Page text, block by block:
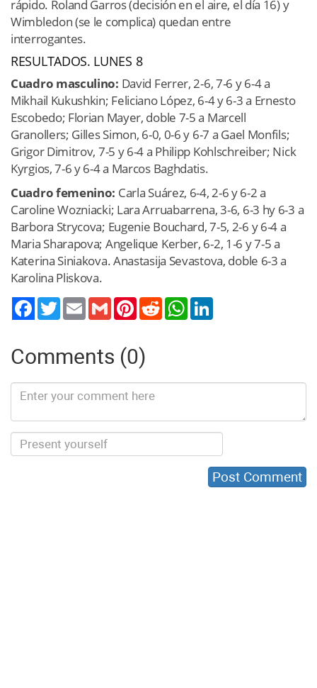
rápido. Roland Garros (decisión en el aire, el día 16) y
Wimbledon (se le complica) quedan entre
interrogantes.
RESULTADOS. LUNES 8
Cuadro masculino: David Ferrer, 2-6, 7-6 y 6-4 a
Mikhail Kukushkin; Feliciano López, 6-4 y 6-3 a Ernesto
Escobedo; Florian Mayer, doble 7-5 a Marcell
Granollers; Gilles Simon, 6-0, 0-6 y 6-7 a Gael Monfils;
Grigor Dimitrov, 7-5 y 6-4 a Philipp Kohlschreiber; Nick
Kyrgios, 7-6 y 6-4 a Marcos Baghdatis.
Cuadro femenino: Carla Suárez, 6-4, 2-6 y 6-2 a
Caroline Wozniacki; Lara Arruabarrena, 3-6, 6-3 hy 6-3 a
Barbora Strycova; Eugenie Bouchard, 7-5, 2-6 y 6-4 a
Maria Sharapova; Angelique Kerber, 6-2, 1-6 y 7-5 a
Katerina Siniakova. Anastasija Sevastova, doble 6-3 a
Karolina Pliskova.
TwitterEmail Gmail PinterestReddit WhatsApp
Comments (0)